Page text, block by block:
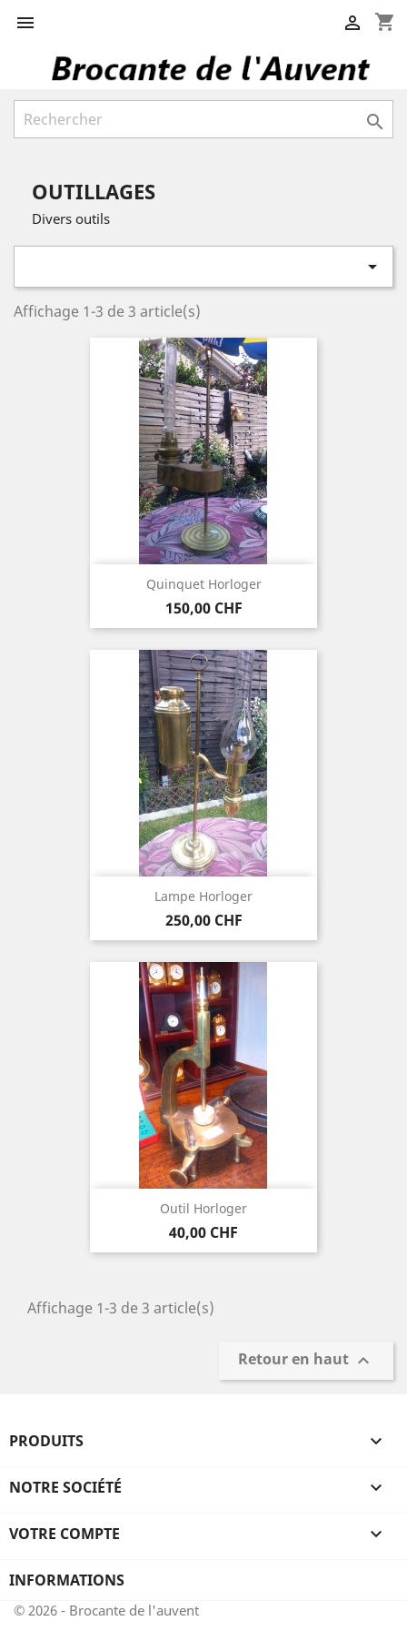
 shopping_cart


OUTILLAGES
Divers outils

Affichage 1-3 de 3 article(s)
Quinquet Horloger
Prix
150,00 CHF
Lampe Horloger
Prix
250,00 CHF
Outil Horloger
Prix
40,00 CHF
Affichage 1-3 de 3 article(s)
Retour en haut 
PRODUITS 
NOTRE SOCIÉTÉ 
VOTRE COMPTE 
INFORMATIONS
© 2026 - Brocante de l'auvent